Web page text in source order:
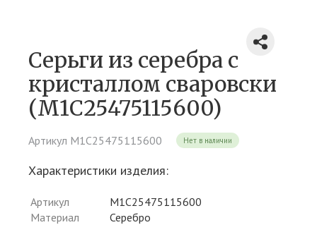
Серьги из серебра c
кристаллом сваровски
(М1С25475115600)
Артикул М1С25475115600 Нет в наличии
Характеристики изделия:
Артикул
М1С25475115600
Материал
Серебро